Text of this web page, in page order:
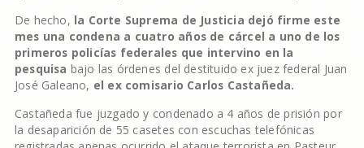
De hecho, la Corte Suprema de Justicia dejó firme este
mes una condena a cuatro años de cárcel a uno de los
primeros policías federales que intervino en la
pesquisa bajo las órdenes del destituido ex juez federal Juan
José Galeano, el ex comisario Carlos Castañeda.
Castañeda fue juzgado y condenado a 4 años de prisión por
la desaparición de 55 casetes con escuchas telefónicas